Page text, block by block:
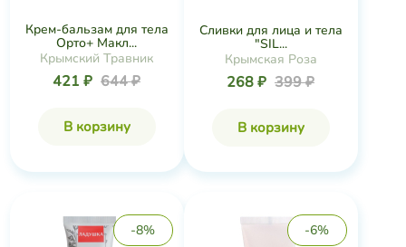
Крем-бальзам для тела
Орто+ Макл...
Крымский Травник
421 ₽ 644 ₽
В корзину
Сливки для лица и тела
"SIL...
Крымская Роза
268 ₽ 399 ₽
В корзину
-8% -6%